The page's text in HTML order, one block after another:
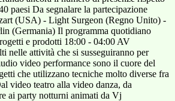
paesi Da segnalare la partecipazione
(USA) - Light Surgeon (Regno Unito) -
(Germania) Il programma quotidiano
e prodotti 18:00 - 04:00 AV
nelle attività che si susseguiranno per
video performance sono il cuore del
che utilizzano tecniche molto diverse fra
video teatro alla video danza, da
ai party notturni animati da Vj